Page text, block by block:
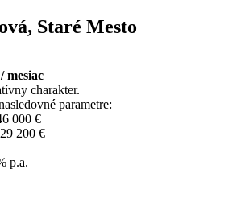
Staré Mesto
/ mesiac
charakter.
parametre:
000 €
29 200 €
p.a.